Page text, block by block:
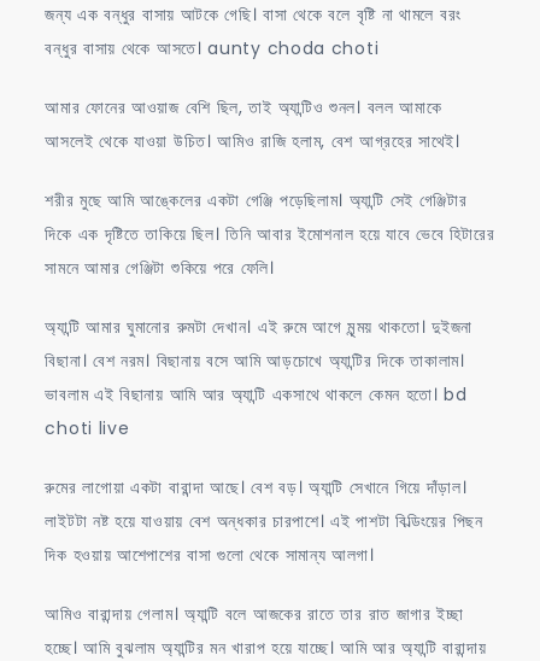
জন্য এক বন্ধুর বাসায় আটকে গেছি। বাসা থেকে বলে বৃষ্টি না থামলে বরং
বন্ধুর বাসায় থেকে আসতে। aunty choda choti
আমার ফোনের আওয়াজ বেশি ছিল, তাই অ্যান্টিও শুনল। বলল আমাকে
আসলেই থেকে যাওয়া উচিত। আমিও রাজি হলাম, বেশ আগ্রহের সাথেই।
শরীর মুছে আমি আঙ্কেলের একটা গেঞ্জি পড়েছিলাম। অ্যান্টি সেই গেঞ্জিটার
দিকে এক দৃষ্টিতে তাকিয়ে ছিল। তিনি আবার ইমোশনাল হয়ে যাবে ভেবে হিটারের
সামনে আমার গেঞ্জিটা শুকিয়ে পরে ফেলি।
অ্যান্টি আমার ঘুমানোর রুমটা দেখান। এই রুমে আগে মৃন্ময় থাকতো। দুইজনা
বিছানা। বেশ নরম। বিছানায় বসে আমি আড়চোখে অ্যান্টির দিকে তাকালাম।
ভাবলাম এই বিছানায় আমি আর অ্যান্টি একসাথে থাকলে কেমন হতো। bd
choti live
রুমের লাগোয়া একটা বারান্দা আছে। বেশ বড়। অ্যান্টি সেখানে গিয়ে দাঁড়াল।
লাইটটা নষ্ট হয়ে যাওয়ায় বেশ অন্ধকার চারপাশে। এই পাশটা বিল্ডিংয়ের পিছন
দিক হওয়ায় আশেপাশের বাসা গুলো থেকে সামান্য আলগা।
আমিও বারান্দায় গেলাম। অ্যান্টি বলে আজকের রাতে তার রাত জাগার ইচ্ছা
হচ্ছে। আমি বুঝলাম অ্যান্টির মন খারাপ হয়ে যাচ্ছে। আমি আর অ্যান্টি বারান্দায়